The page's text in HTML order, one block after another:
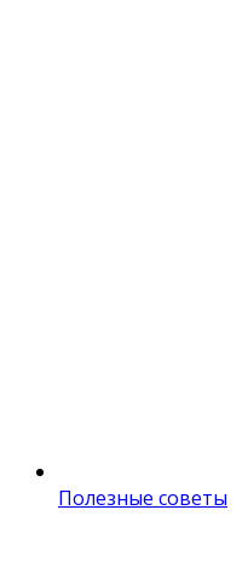
Полезные советы